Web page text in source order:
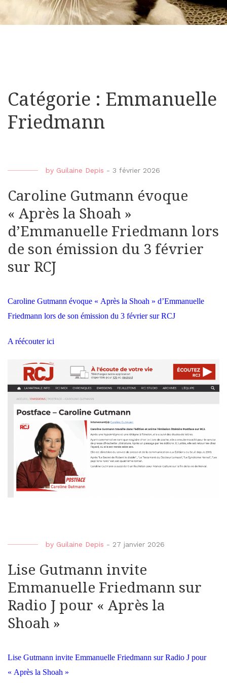
Catégorie : Emmanuelle
Friedmann
by Guilaine Depis - 3 février 2026
Caroline Gutmann évoque
« Après la Shoah »
d’Emmanuelle Friedmann lors
de son émission du 3 février
sur RCJ
Caroline Gutmann évoque « Après la Shoah » d’Emmanuelle
Friedmann lors de son émission du 3 février sur RCJ
A réécouter ici
by Guilaine Depis - 27 janvier 2026
Lise Gutmann invite
Emmanuelle Friedmann sur
Radio J pour « Après la
Shoah »
Lise Gutmann invite Emmanuelle Friedmann sur Radio J pour
« Après la Shoah »